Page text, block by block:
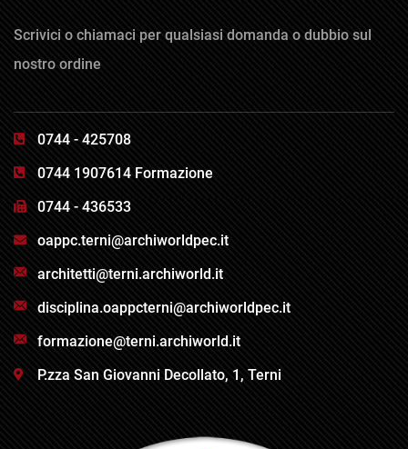
Scrivici o chiamaci per qualsiasi domanda o dubbio sul
nostro ordine
0744 - 425708
0744 1907614 Formazione
0744 - 436533
oappc.terni@archiworldpec.it
architetti@terni.archiworld.it
disciplina.oappcterni@archiworldpec.it
formazione@terni.archiworld.it
P.zza San Giovanni Decollato, 1, Terni